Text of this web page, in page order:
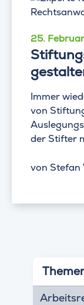
25.
Immer
von
der Stifter
von Stefan